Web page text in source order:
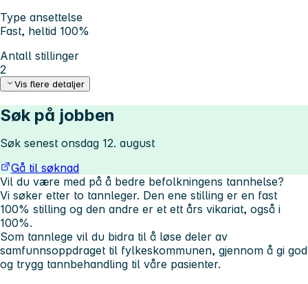
Type ansettelse
Fast, heltid 100%
Antall stillinger
2
Vis flere detaljer
Søk på jobben
Søk senest onsdag 12. august
Gå til søknad
Vil du være med på å bedre befolkningens tannhelse?
Vi søker etter to tannleger. Den ene stilling er en fast
100% stilling og den andre er et ett års vikariat, også i
100%.
Som tannlege vil du bidra til å løse deler av
samfunnsoppdraget til fylkeskommunen, gjennom å gi god
og trygg tannbehandling til våre pasienter.